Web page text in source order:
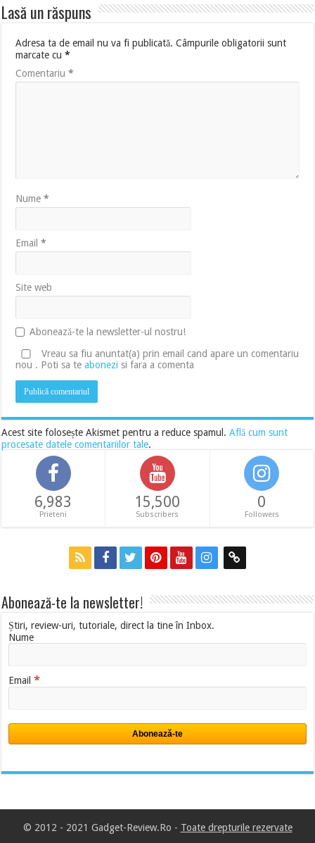
Lasă un răspuns
Adresa ta de email nu va fi publicată. Câmpurile obligatorii sunt
marcate cu*
Comentariu*
Nume*
Email*
Site web
Abonează-te la newsletter-ul nostru!
Vreau sa fiu anuntat(a) prin email cand apare un comentariu
nou . Poti sa teabonezi si fara a comenta
Acest site folosește Akismet pentru a reduce spamul.Află cum sunt
procesate datele comentariilor tale.
6,983
Prieteni
15,500
Subscribers
0
Followers
Abonează-te la newsletter!
Știri, review-uri, tutoriale, direct la tine în Inbox.
Nume
Email*
© 2012 - 2021 Gadget-Review.Ro - Toate drepturile rezervate